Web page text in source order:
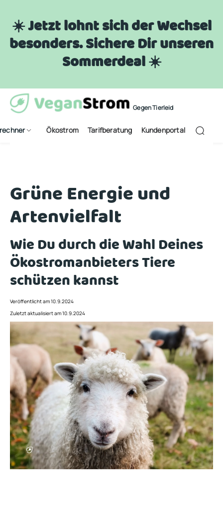
☀️ Jetzt lohnt sich der Wechsel
besonders. Sichere Dir unseren
Sommerdeal ☀️
Gegen Tierleid
Ökostrom Tarifberatung Kundenportal
Grüne Energie und
Artenvielfalt
Wie Du durch die Wahl Deines
Ökostromanbieters Tiere
schützen kannst
Veröffentlicht am 10.9.2024
Zuletzt aktualisiert am 10.9.2024